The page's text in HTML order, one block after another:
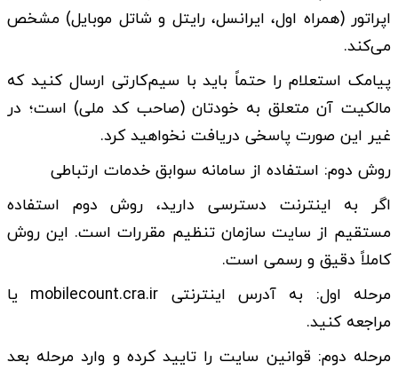
اپراتور (همراه اول، ایرانسل، رایتل و شاتل موبایل) مشخص
می‌کند.
پیامک استعلام را حتماً باید با سیم‌کارتی ارسال کنید که
مالکیت آن متعلق به خودتان (صاحب کد ملی) است؛ در
غیر این صورت پاسخی دریافت نخواهید کرد.
روش دوم: استفاده از سامانه سوابق خدمات ارتباطی
اگر به اینترنت دسترسی دارید، روش دوم استفاده
مستقیم از سایت سازمان تنظیم مقررات است. این روش
کاملاً دقیق و رسمی است.
مرحله اول: به آدرس اینترنتی mobilecount.cra.ir یا
مراجعه کنید.
مرحله دوم: قوانین سایت را تایید کرده و وارد مرحله بعد